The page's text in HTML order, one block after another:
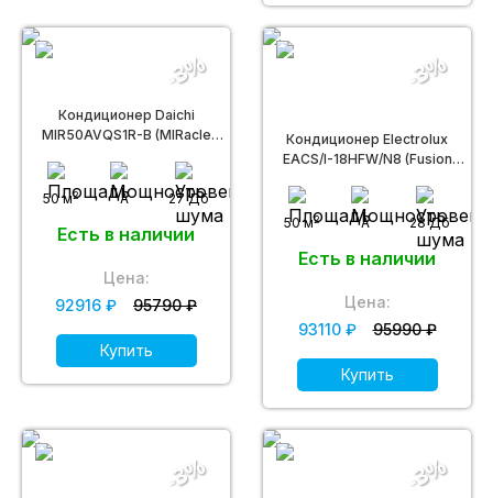
Кондиционер Daichi
MIR50AVQS1R-B (MIRacle
50 м2 A 27 Дб
Есть в наличии
-3%
Цена:
92916 ₽
95790 ₽
Купить
Кондиционер Electrolux
EACS/I-18HFW/N8 (Fusion
50 м2 A 28 Дб
Есть в наличии
-3%
Цена:
93110 ₽
95990 ₽
Купить
-3% -3%